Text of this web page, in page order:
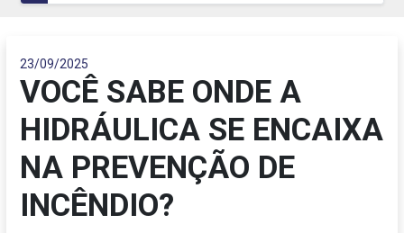
23/09/2025
VOCÊ SABE ONDE A
HIDRÁULICA SE ENCAIXA
NA PREVENÇÃO DE
INCÊNDIO?